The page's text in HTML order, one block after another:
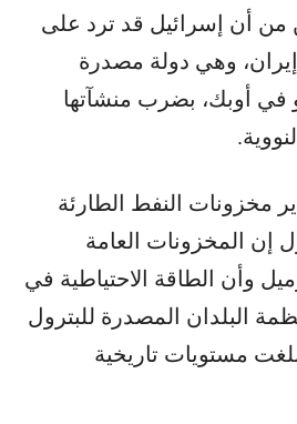
من أن إسرائيل قد ترد على
وهي دولة مصدرة
في أوبك، بضرب منشآتها
مخزونات النفط الطارئة
إن المخزونات العامة
مليار برميل وأن الطاقة الاحتياطية في
البلدان المصدرة للبترول
مستويات تاريخية